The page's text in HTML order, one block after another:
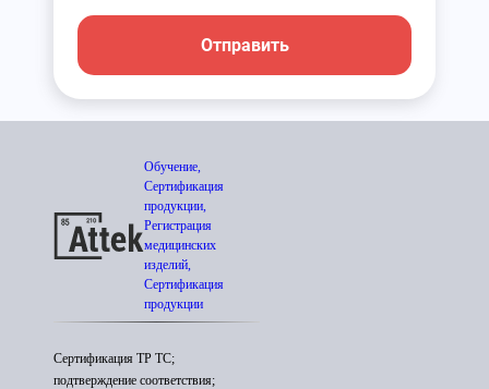
Отправить
Обучение,
Сертификация
продукции,
Регистрация
медицинских
изделий,
Сертификация
продукции
Сертификация ТР ТС;
подтверждение соответствия;